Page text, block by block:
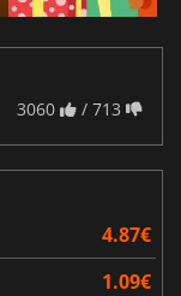
3060 / 713
4.87€
1.09€